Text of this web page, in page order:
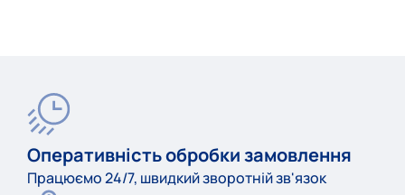
Оперативність обробки замовлення
Працюємо 24/7, швидкий зворотній зв'язок